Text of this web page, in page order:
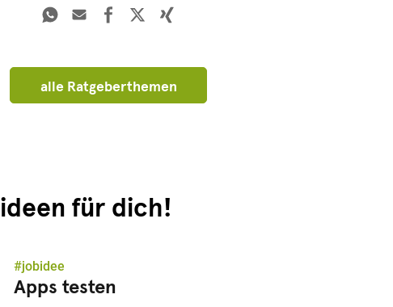
alle Ratgeberthemen
für dich!
#jobidee
Apps testen